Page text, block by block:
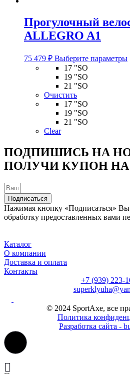
Прогулочный
ALLEGRO A1
75 479 ₽ Выберите параметры
17 "SO
19 "SO
21 "SO
Очистить
17 "SO
19 "SO
21 "SO
Clear
ПОДПИШИСЬ НА
ПОЛУЧИ КУПОН НА
Подписаться
Нажимая кнопку «Подписаться» Вы
обработку предоставленных вами
Каталог
О компании
Доставка и оплата
Контакты
+7 (939) 223-
© 2024 SportAxe, все
Политика
Разработка сайта -